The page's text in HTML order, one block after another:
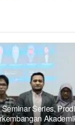
Series,